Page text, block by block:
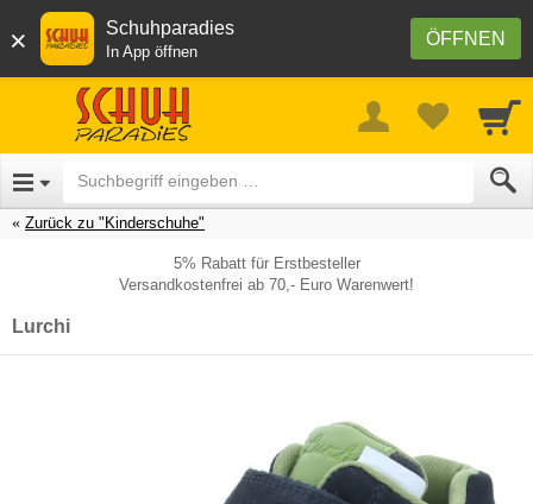
× ÖFFNEN
Schuhparadies
In App öffnen
Zurück zu "Kinderschuhe"
5% Rabatt für Erstbesteller
Versandkostenfrei ab 70,- Euro Warenwert!
Lurchi